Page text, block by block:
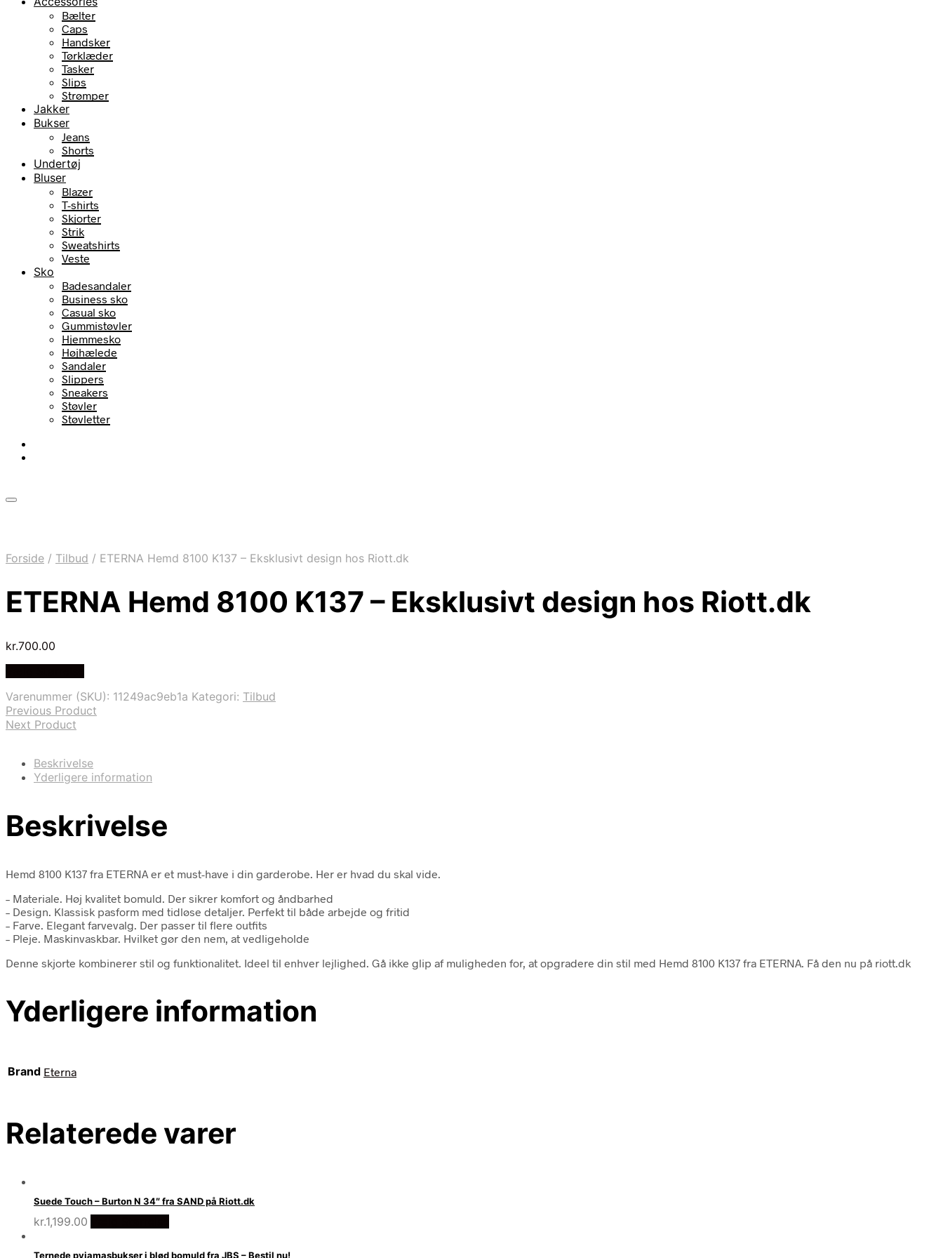
Bælter
Caps
Handsker
Tørklæder
Tasker
Slips
Strømper
Jakker
Bukser
Jeans
Shorts
Undertøj
Bluser
Blazer
T-shirts
Skjorter
Strik
Sweatshirts
Veste
Sko
Badesandaler
Business sko
Casual sko
Gummistøvler
Hjemmesko
Højhælede
Sandaler
Slippers
Sneakers
Støvler
Støvletter
Forside / Tilbud / ETERNA Hemd 8100 K137 – Eksklusivt design hos Riott.dk
ETERNA Hemd 8100 K137 – Eksklusivt design hos Riott.dk
kr.700.00
Varenummer (SKU): 11249ac9eb1a Kategori: Tilbud
Previous Product
Next Product
Beskrivelse
Yderligere information
Beskrivelse
Hemd 8100 K137 fra ETERNA er et must-have i din garderobe. Her er hvad du skal vide.
– Materiale. Høj kvalitet bomuld. Der sikrer komfort og åndbarhed
– Design. Klassisk pasform med tidløse detaljer. Perfekt til både arbejde og fritid
– Farve. Elegant farvevalg. Der passer til flere outfits
– Pleje. Maskinvaskbar. Hvilket gør den nem, at vedligeholde
Denne skjorte kombinerer stil og funktionalitet. Ideel til enhver lejlighed. Gå ikke glip af muligheden for, at opgradere din stil med Hemd 8100 K137 fra ETERNA. Få den nu på riott.dk
Yderligere information
Brand Eterna
Relaterede varer
Suede Touch – Burton N 34″ fra SAND på Riott.dk
kr.1,199.00
Ternede pyjamasbukser i blød bomuld fra JBS – Bestil nu!